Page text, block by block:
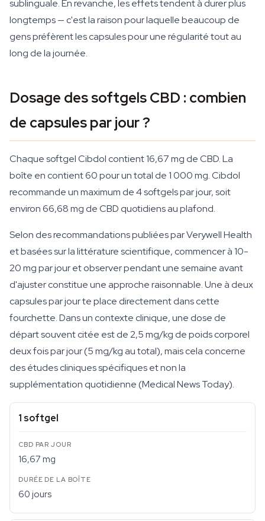
sublinguale. En revanche, les effets tendent à durer plus
longtemps — c'est la raison pour laquelle beaucoup de
gens préfèrent les capsules pour une régularité tout au
long de la journée.
Dosage des softgels CBD : combien
de capsules par jour ?
Chaque softgel Cibdol contient 16,67 mg de CBD. La
boîte en contient 60 pour un total de 1 000 mg. Cibdol
recommande un maximum de 4 softgels par jour, soit
environ 66,68 mg de CBD quotidiens au plafond.
Selon des recommandations publiées par Verywell Health
et basées sur la littérature scientifique, commencer à 10-
20 mg par jour et observer pendant une semaine avant
d'ajuster constitue une approche raisonnable. Une à deux
capsules par jour te place directement dans cette
fourchette. Dans un contexte clinique, une dose de
départ souvent citée est de 2,5 mg/kg de poids corporel
deux fois par jour (5 mg/kg au total), mais cela concerne
des études cliniques spécifiques et non la
supplémentation quotidienne (Medical News Today).
1 softgel
16,67 mg
60 jours